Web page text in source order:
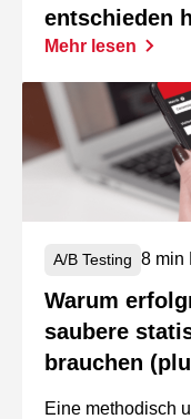
entschieden
Mehr lesen
A/B Testing 8 min
Warum
saubere
brauchen
Eine methodisch